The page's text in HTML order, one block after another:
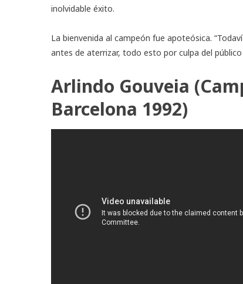
inolvidable éxito.
La bienvenida al campeón fue apoteósica.
antes de aterrizar, todo esto por culpa del
Arlindo Gouveia
Barcelona 1992)